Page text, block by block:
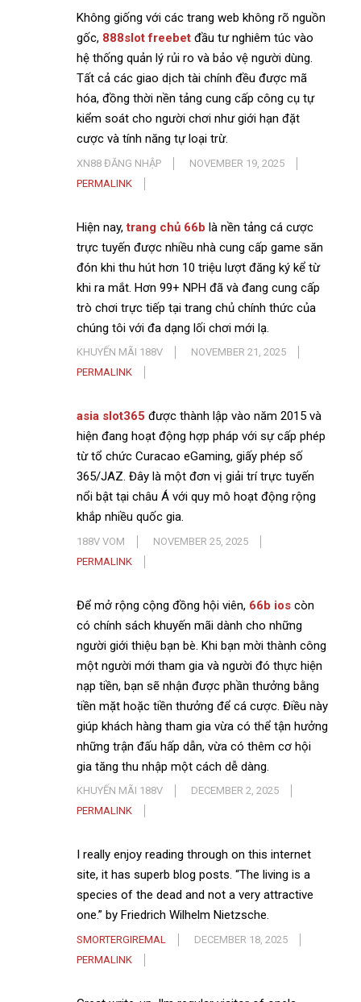
Không giống với các trang web không rõ nguồn
gốc, 888slot freebet đầu tư nghiêm túc vào
hệ thống quản lý rủi ro và bảo vệ người dùng.
Tất cả các giao dịch tài chính đều được mã
hóa, đồng thời nền tảng cung cấp công cụ tự
kiểm soát cho người chơi như giới hạn đặt
cược và tính năng tự loại trừ.
XN88 ĐĂNG NHẬP
NOVEMBER 19, 2025
PERMALINK
Hiện nay,trang chủ 66b là nền tảng cá cược
trực tuyến được nhiều nhà cung cấp game săn
đón khi thu hút hơn 10 triệu lượt đăng ký kể từ
khi ra mắt. Hơn 99+ NPH đã và đang cung cấp
trò chơi trực tiếp tại trang chủ chính thức của
chúng tôi với đa dạng lối chơi mới lạ.
KHUYẾN MÃI 188V
NOVEMBER 21, 2025
PERMALINK
asia slot365 được thành lập vào năm 2015 và
hiện đang hoạt động hợp pháp với sự cấp phép
từ tổ chức Curacao eGaming, giấy phép số
365/JAZ. Đây là một đơn vị giải trí trực tuyến
nổi bật tại châu Á với quy mô hoạt động rộng
khắp nhiều quốc gia.
188V VOM
NOVEMBER 25, 2025
PERMALINK
Để mở rộng cộng đồng hội viên, 66b ios còn
có chính sách khuyến mãi dành cho những
người giới thiệu bạn bè. Khi bạn mời thành công
một người mới tham gia và người đó thực hiện
nạp tiền, bạn sẽ nhận được phần thưởng bằng
tiền mặt hoặc tiền thưởng để cá cược. Điều này
giúp khách hàng tham gia vừa có thể tận hưởng
những trận đấu hấp dẫn, vừa có thêm cơ hội
gia tăng thu nhập một cách dễ dàng.
KHUYẾN MÃI 188V
DECEMBER 2, 2025
PERMALINK
I really enjoy reading through on this internet
site, it has superb blog posts. “The living is a
species of the dead and not a very attractive
one.” by Friedrich Wilhelm Nietzsche.
SMORTERGIREMAL
DECEMBER 18, 2025
PERMALINK